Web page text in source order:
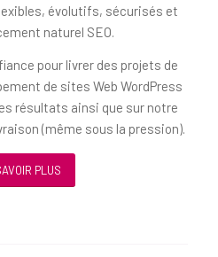
évolutifs, sécurisés et
naturel SEO.
pour livrer des projets de
de sites Web WordPress
résultats ainsi que sur notre
(même sous la pression).
PLUS